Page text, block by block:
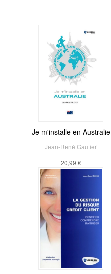
Je m'installe en Australie
Jean-René Gautier
20,99 €